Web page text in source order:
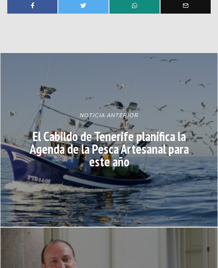
NOTICIA ANTERIOR
El Cabildo de Tenerife planifica la
Agenda de la Pesca Artesanal para
este año